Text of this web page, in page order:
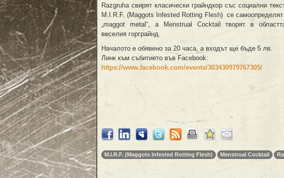
Razgruha свирят класически грайндкор със социални
M.I.R.F. (Maggots Infested Rotting Flesh) се самоопределят
„maggot metal“, а Menstrual Cocktail творят в
веселия горграйнд.
Началото е обявено за 20 часа, а входът ще бъде 5 лв.
Линк към събитието във Facebook:
https://www.facebook.com/events/303430979767305/
M.I.R.F. (Maggots Infested Rotting Flesh) Menstrual Cocktail